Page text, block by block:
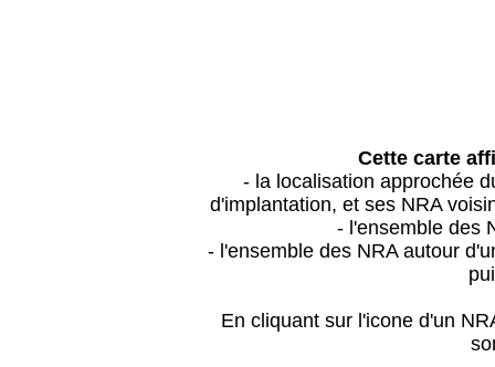
Cette carte
- la localisation approchée
d'implantation, et ses NRA
- l'ensemble des
- l'ensemble des NRA autour
En cliquant sur l'icone d'un